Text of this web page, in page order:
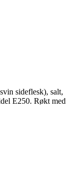
sideflesk), salt,
E250. Røkt med